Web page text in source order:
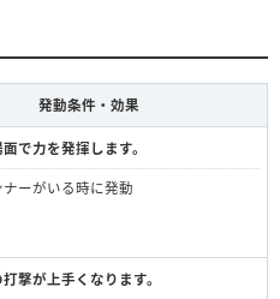
発動条件・効果
で力を発揮します。
ーがいる時に発動
撃が上手くなります。